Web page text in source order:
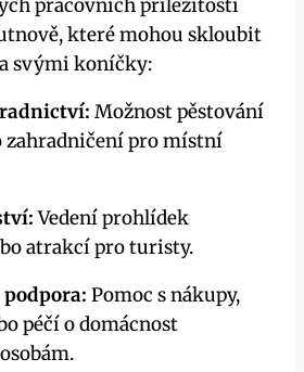
pracovních příležitostí
které mohou skloubit
svými koníčky:
Možnost pěstování
zahradničení pro místní
Vedení prohlídek
atrakcí pro turisty.
podpora: Pomoc s nákupy,
péčí o domácnost